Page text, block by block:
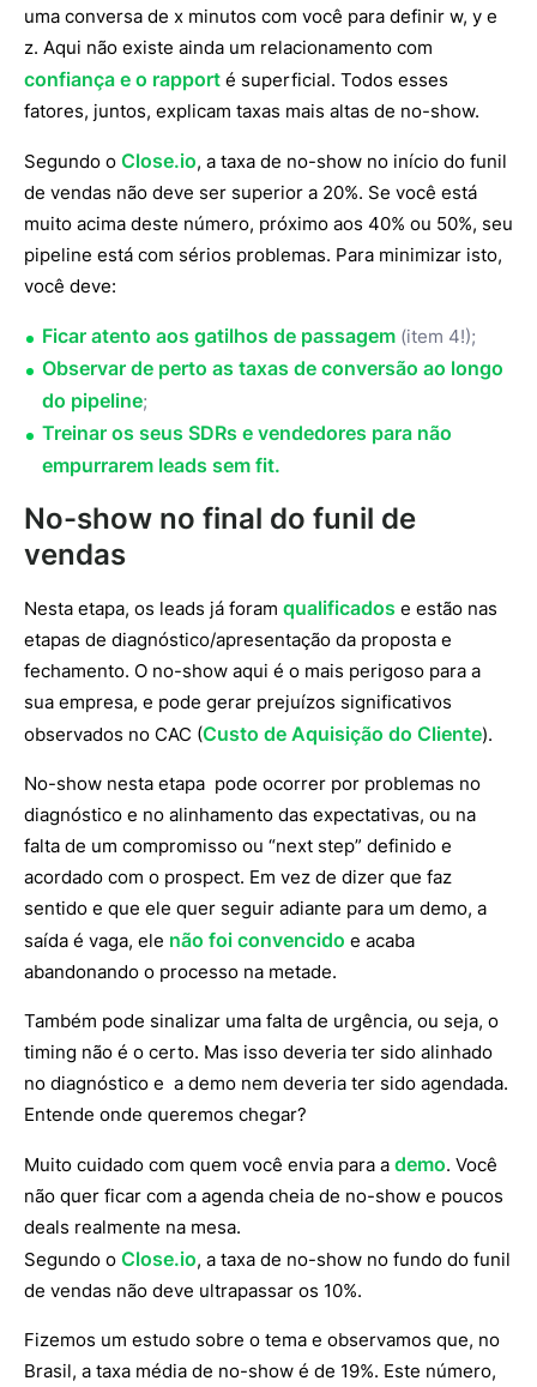
uma conversa de x minutos com você para definir w, y e
z. Aqui não existe ainda um relacionamento com
confiança e o rapport é superficial. Todos esses
fatores, juntos, explicam taxas mais altas de no-show.
Segundo o Close.io, a taxa de no-show no início do funil
de vendas não deve ser superior a 20%. Se você está
muito acima deste número, próximo aos 40% ou 50%, seu
pipeline está com sérios problemas. Para minimizar isto,
você deve:
Ficar atento aos gatilhos de passagem (item 4!);
Observar de perto as taxas de conversão ao longo
do pipeline;
Treinar os seus SDRs e vendedores para não
empurrarem leads sem fit.
No-show no final do funil de
vendas
Nesta etapa, os leads já foram qualificados e estão nas
etapas de diagnóstico/apresentação da proposta e
fechamento. O no-show aqui é o mais perigoso para a
sua empresa, e pode gerar prejuízos significativos
observados no CAC (Custo de Aquisição do Cliente).
No-show nesta etapa pode ocorrer por problemas no
diagnóstico e no alinhamento das expectativas, ou na
falta de um compromisso ou “next step” definido e
acordado com o prospect. Em vez de dizer que faz
sentido e que ele quer seguir adiante para um demo, a
saída é vaga, ele não foi convencido e acaba
abandonando o processo na metade.
Também pode sinalizar uma falta de urgência, ou seja, o
timing não é o certo. Mas isso deveria ter sido alinhado
no diagnóstico e a demo nem deveria ter sido agendada.
Entende onde queremos chegar?
Muito cuidado com quem você envia para a demo. Você
não quer ficar com a agenda cheia de no-show e poucos
deals realmente na mesa.
Segundo o Close.io, a taxa de no-show no fundo do funil
de vendas não deve ultrapassar os 10%.
Fizemos um estudo sobre o tema e observamos que, no
Brasil, a taxa média de no-show é de 19%. Este número,